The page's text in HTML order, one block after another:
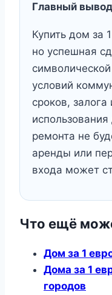
Главный вывод
Купить дом за
но успешная
условий
сроков,
ремонта не
аренды или
входа может
Что ещё
Дом за 1
Дома за 1
городов